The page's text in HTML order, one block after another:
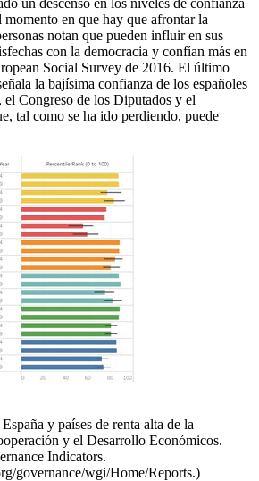
momento en que hay que afrontar la
notan que pueden influir en sus
con la democracia y confían más en
Social Survey de 2016. El último
la bajísima confianza de los españoles
Congreso de los Diputados y el
tal como se ha ido perdiendo, puede
y países de renta alta de la
y el Desarrollo Económicos.
Indicators.
governance/wgi/Home/Reports.)